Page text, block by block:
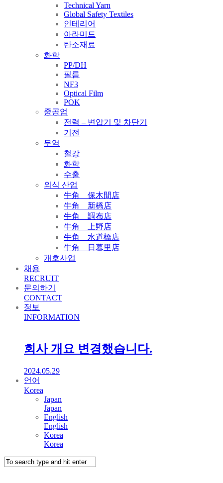
Technical Yarn
Global Safety Textiles
인테리어
아라미드
탄소재료
화학
PP/DH
필름
NF3
Optical Film
POK
중공업
전력 – 변압기 및 차단기
기전
무역
철강
화학
수출
외식 산업
牛角 保木間店
牛角 新橋店
牛角 調布店
牛角 上野店
牛角 水道橋店
牛角 日暮里店
개호사업
채용
RECRUIT
문의하기
CONTACT
정보
INFORMATION
회사 개요 변경했습니다.
2024.05.29
언어
Korea
Japan
Japan
English
English
Korea
Korea